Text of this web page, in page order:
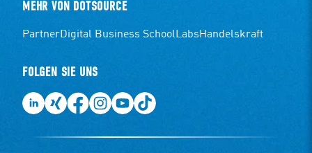
MEHR VON DOTSOURCE
PartnerDigital Business SchoolLabsHandelskraft
FOLGEN SIE UNS